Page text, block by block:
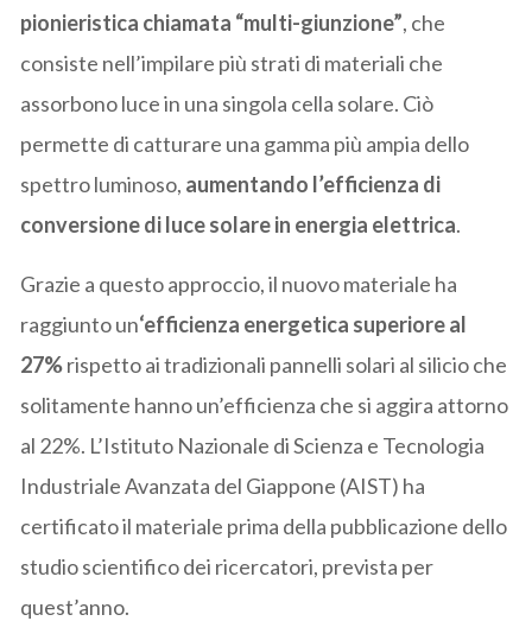
pionieristica chiamata “multi-giunzione”, che
consiste nell’impilare più strati di materiali che
assorbono luce in una singola cella solare. Ciò
permette di catturare una gamma più ampia dello
spettro luminoso, aumentando l’efficienza di
conversione di luce solare in energia elettrica.
Grazie a questo approccio, il nuovo materiale ha
raggiunto un‘efficienza energetica superiore al
27%rispetto ai tradizionali pannelli solari al silicio che
solitamente hanno un’efficienza che si aggira attorno
al 22%. L’Istituto Nazionale di Scienza e Tecnologia
Industriale Avanzata del Giappone (AIST) ha
certificato il materiale prima della pubblicazione dello
studio scientifico dei ricercatori, prevista per
quest’anno.